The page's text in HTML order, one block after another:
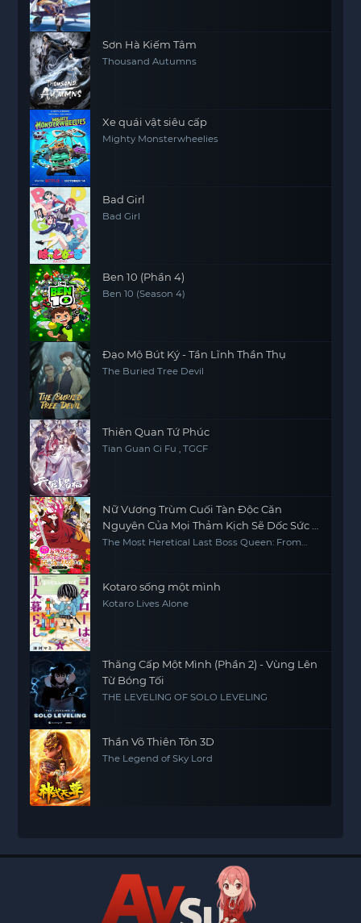
Sơn Hà Kiếm Tâm
Thousand Autumns
Xe quái vật siêu cấp
Mighty Monsterwheelies
Bad Girl
Bad Girl
Ben 10 (Phần 4)
Ben 10 (Season 4)
Đạo Mộ Bút Ký - Tần Lĩnh Thần Thụ
The Buried Tree Devil
Thiên Quan Tứ Phúc
Tian Guan Ci Fu , TGCF
Nữ Vương Trùm Cuối Tàn Độc Căn
Nguyên Của Mọi Thảm Kịch Sẽ Dốc Sức Vì
Người Dân (Phần 2)
The Most Heretical Last Boss Queen: From
Kotaro sống một mình
Kotaro Lives Alone
Thăng Cấp Một Mình (Phần 2) - Vùng Lên
Từ Bóng Tối
THE LEVELING OF SOLO LEVELING
Thần Võ Thiên Tôn 3D
The Legend of Sky Lord